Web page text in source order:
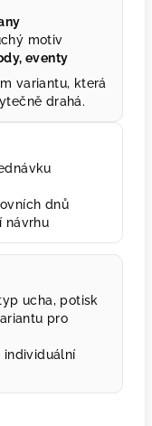
motiv
eventy
variantu, která
drahá.
dnů
návrhu
ucha, potisk
pro
individuální